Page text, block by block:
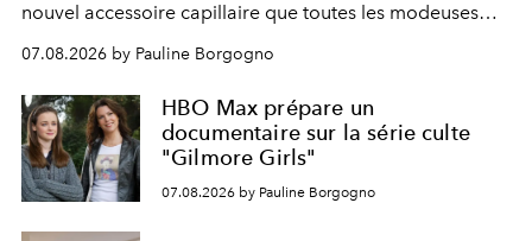
nouvel accessoire capillaire que toutes les modeuses
s'arrachent déjà.
07.08.2026 by Pauline Borgogno
HBO Max prépare un
documentaire sur la série culte
"Gilmore Girls"
07.08.2026 by Pauline Borgogno